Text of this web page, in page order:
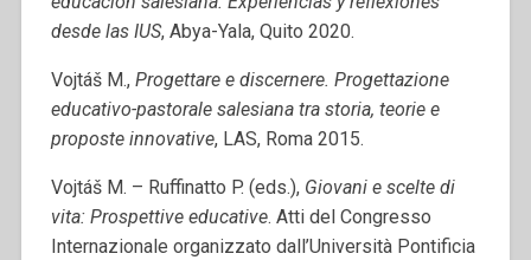
desde las IUS, Abya-Yala, Quito 2020.
Vojtáš M., Progettare e discernere. Progettazione
educativo-pastorale salesiana tra storia, teorie e
proposte innovative, LAS, Roma 2015.
Vojtáš M. – Ruffinatto P. (eds.), Giovani e scelte di
vita: Prospettive educative. Atti del Congresso
Internazionale organizzato dall’Università Pontificia